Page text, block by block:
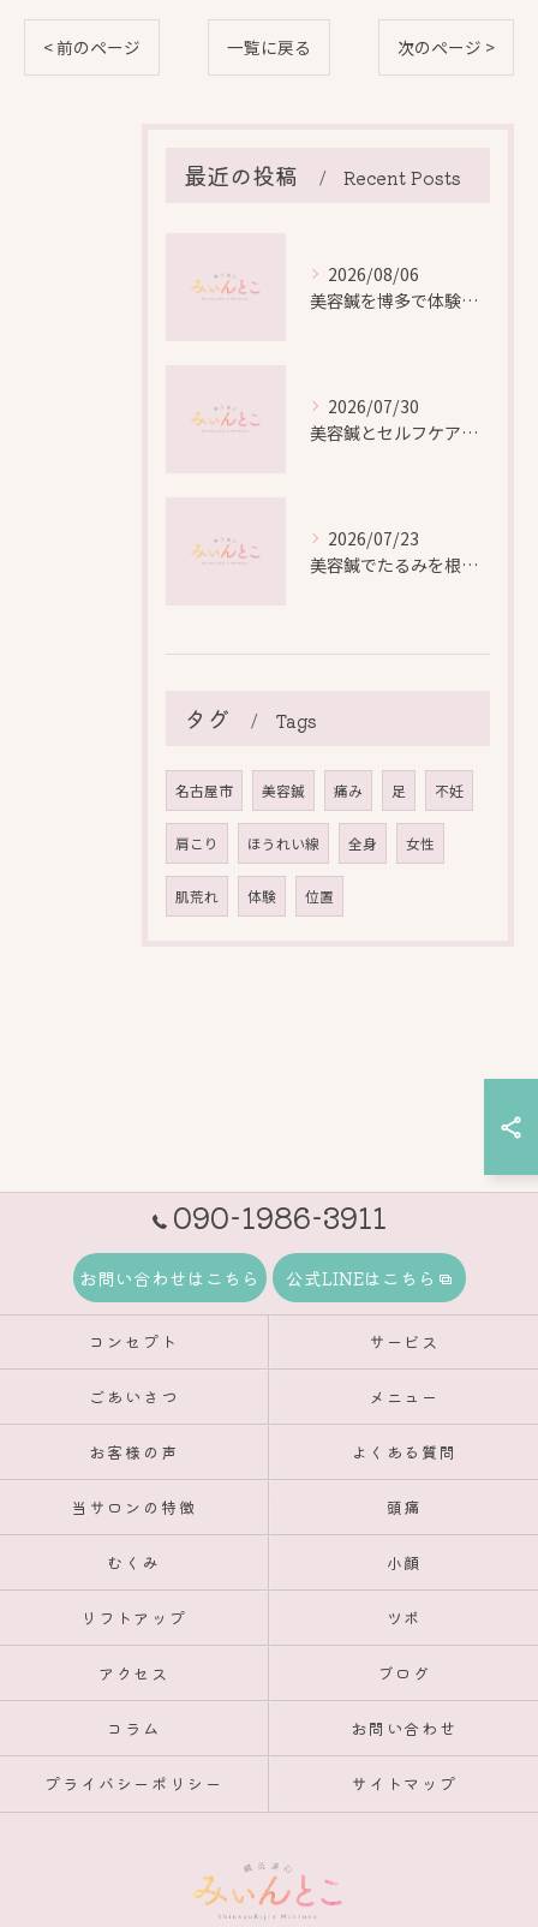
< 前のページ 一覧に戻る 次のページ >
最近の投稿 Recent Posts
2026/08/06
美容鍼を博多で体験する際の効果や安全性と料金比較徹底ガイド
2026/07/30
美容鍼とセルフケアで叶える愛知県名古屋市北区米が瀬町の新しい美しさ
2026/07/23
美容鍼でたるみを根本から改善し自然なリフトアップを叶える方法
タグ Tags
名古屋市 美容鍼 痛み 足 不妊
肩こり ほうれい線 全身 女性
肌荒れ 体験 位置
090-1986-3911
お問い合わせはこちら 公式LINEはこちら
コンセプト サービス
ごあいさつ メニュー
お客様の声 よくある質問
当サロンの特徴 頭痛
むくみ 小顔
リフトアップ ツボ
アクセス ブログ
コラム お問い合わせ
プライバシーポリシー サイトマップ